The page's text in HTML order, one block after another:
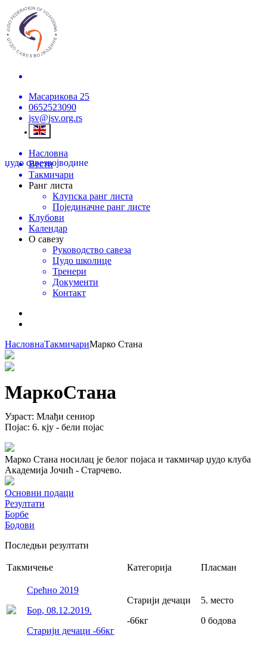
Масарикова 25
0652523090
jsv@jsv.org.rs
џудо савезвојводине
Насловна
Вести
Такмичари
Ранг листа
Клупска ранг листа
Појединачне ранг листе
Клубови
Календар
О савезу
Руководство савеза
Џудо школице
Тренери
Документи
Контакт
НасловнаТакмичариМарко Стана
МаркоСтана
Узраст: Млађи сениор
Појас: 6. кју - бели појас
Марко Стана носилац је белог појаса и такмичар џудо клуба
Академија Јочић - Старчево.
Основни подаци
Резултати
Борбе
Бодови
Последњи резултати
Такмичење Категорија Пласман
Срећно 2019
Бор, 08.12.2019.
Старији дечаци -66кг
Старији дечаци
-66кг
5. место
0 бодова